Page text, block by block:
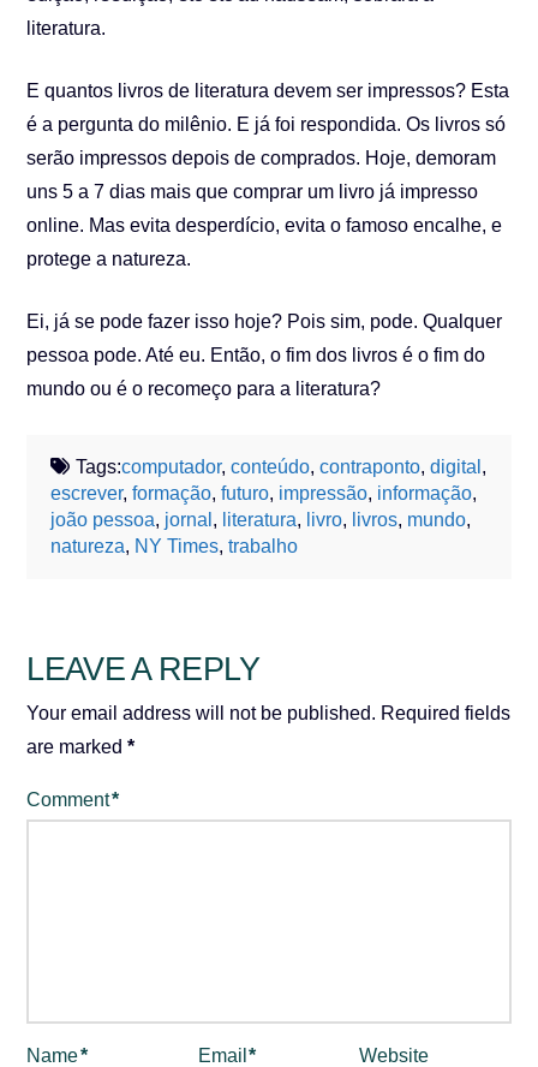
literatura.
E quantos livros de literatura devem ser impressos? Esta
é a pergunta do milênio. E já foi respondida. Os livros só
serão impressos depois de comprados. Hoje, demoram
uns 5 a 7 dias mais que comprar um livro já impresso
online. Mas evita desperdício, evita o famoso encalhe, e
protege a natureza.
Ei, já se pode fazer isso hoje? Pois sim, pode. Qualquer
pessoa pode. Até eu. Então, o fim dos livros é o fim do
mundo ou é o recomeço para a literatura?
Tags:computador,conteúdo,contraponto,digital ,
escrever,formação,futuro, impressão, informação,
joão pessoa, jornal , literatura, livro, livros, mundo,
natureza, NY Times,trabalho
LEAVE A REPLY
Your email address will not be published. Required fields
are marked*
Comment*
Name* Email* Website